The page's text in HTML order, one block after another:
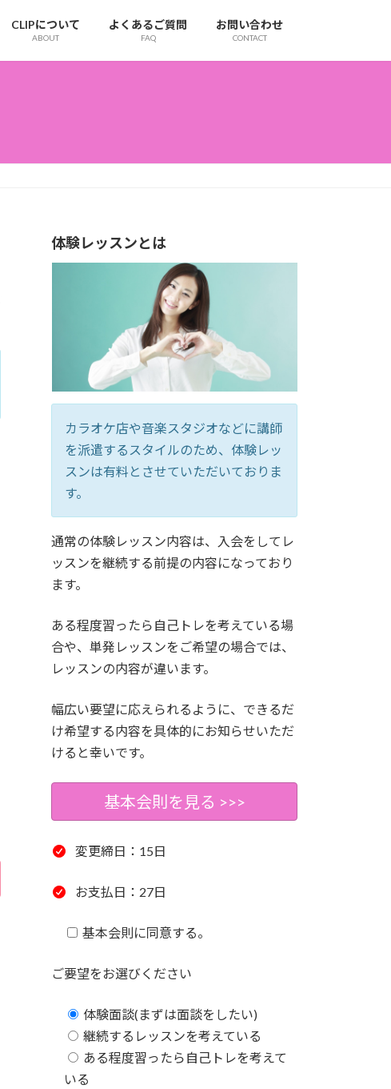
CLIPについて
ABOUT
よくあるご質問
FAQ
お問い合わせ
CONTACT
体験レッスンとは
カラオケ店や音楽スタジオなどに講師
を派遣するスタイルのため、体験レッ
スンは有料とさせていただいておりま
す。
通常の体験レッスン内容は、入会をしてレ
ッスンを継続する前提の内容になっており
ます。
ある程度習ったら自己トレを考えている場
合や、単発レッスンをご希望の場合では、
レッスンの内容が違います。
幅広い要望に応えられるように、できるだ
け希望する内容を具体的にお知らせいただ
けると幸いです。
基本会則を見る >>>
変更締日：15日
お支払日：27日
基本会則に同意する。
ご要望をお選びください
体験面談(まずは面談をしたい)
継続するレッスンを考えている
ある程度習ったら自己トレを考えて
いる